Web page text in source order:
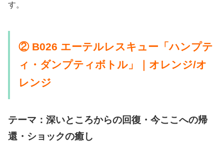
す。
② B026 エーテルレスキュー「ハンプテ
ィ・ダンプティボトル」｜オレンジ/オ
レンジ
テーマ：深いところからの回復・今ここへの帰
還・ショックの癒し